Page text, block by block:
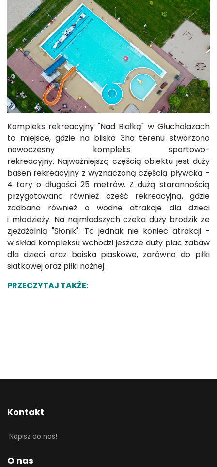
Kompleks rekreacyjny "Nad Białką" w Głuchołazach
to miejsce, gdzie na blisko 3ha terenu stworzono
nowoczesny kompleks sportowo-
rekreacyjny. Najważniejszą częścią obiektu jest duży
basen rekreacyjny z wyznaczoną częścią pływcką -
4 tory o długości 25 metrów. Z dużą starannością
przygotowano również część rekreacyjną, gdzie
zadbano również o wodne atrakcje dla dzieci
i młodzieży. Na najmłodszych czeka duży brodzik ze
zjeżdżalnią "Słonik". To jednak nie koniec atrakcji -
w skład kompleksu wchodzi jeszcze duży plac zabaw
dla dzieci oraz boiska piaskowe, zarówno do piłki
siatkowej oraz piłki nożnej.
PRZECZYTAJ TAKŻE:
Kontakt
Napisz do nas!
O nas